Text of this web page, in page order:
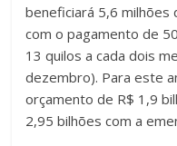
beneficiará 5,6 milhões
com o pagamento de
13 quilos a cada dois
dezembro). Para este
orçamento de R$ 1,9
2,95 bilhões com a